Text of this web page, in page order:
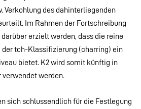
Verkohlung des dahinterliegenden
Im Rahmen der Fortschreibung
erzielt werden, dass die reine
tch-Klassifizierung (charring) ein
bietet. K2 wird somit künftig in
werden.
sich schlussendlich für die Festlegung